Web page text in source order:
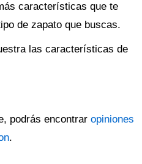
características que te
de zapato que buscas.
las características de
podrás encontrar opiniones
.